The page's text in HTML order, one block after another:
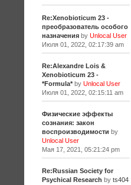
Re:Xenobioticum 23 -
преобразователь особого
назначенияby Unlocal User
Июля 01, 2022, 02:17:39 am
Re:Alexandre Lois &
Xenobioticum 23 -
*Formula*by Unlocal User
Июля 01, 2022, 02:15:11 am
Физические эффекты
сознания: закон
воспроизводимости by
Unlocal User
Мая 17, 2021, 05:21:24 pm
Re:Russian Society for
Psychical Research by ts404